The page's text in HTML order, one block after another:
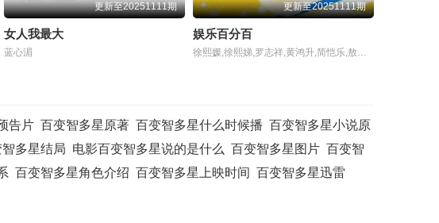
20250408 20250409
20250410
20250422 20250423
20250424
20250603 20250604
20250609
20250619 20250624
20250625
更新至20251111期
女人我最大
蓝心湄
更新至20251111期
娱乐百分百
徐熙媛,徐熙娣,罗志祥,黄鸿升,简恺乐,敖犬,廖威廉
告片 百变智多星原著 百变智多星什么时候播 百变智多星小说原
多星结局 电影百变智多星说的是什么 百变智多星图片 百变智
百变智多星角色介绍 百变智多星上映时间 百变智多星迅雷